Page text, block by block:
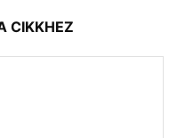
CIKKHEZ